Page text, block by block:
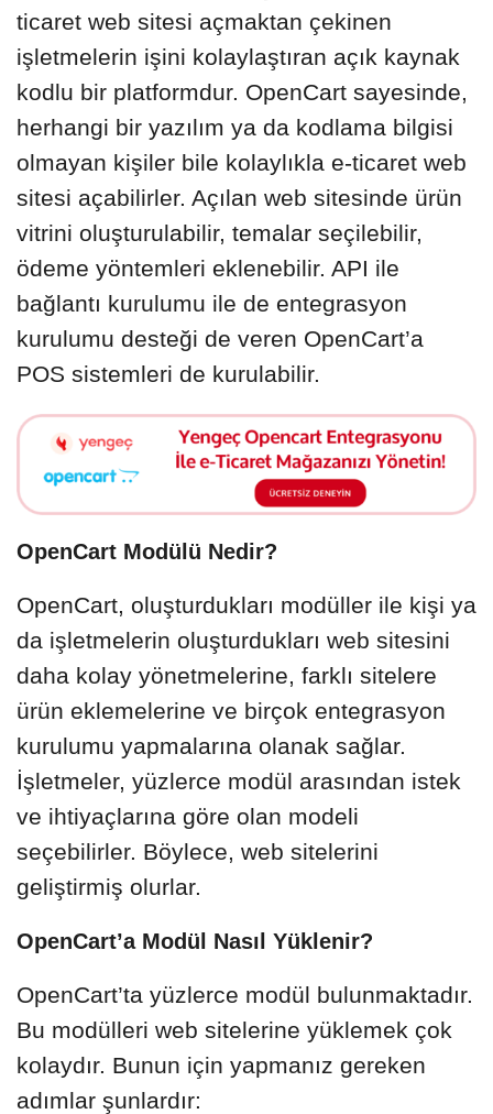
ticaret web sitesi açmaktan çekinen
işletmelerin işini kolaylaştıran açık kaynak
kodlu bir platformdur. OpenCart sayesinde,
herhangi bir yazılım ya da kodlama bilgisi
olmayan kişiler bile kolaylıkla e-ticaret web
sitesi açabilirler. Açılan web sitesinde ürün
vitrini oluşturulabilir, temalar seçilebilir,
ödeme yöntemleri eklenebilir. API ile
bağlantı kurulumu ile de entegrasyon
kurulumu desteği de veren OpenCart’a
POS sistemleri de kurulabilir.
OpenCart Modülü Nedir?
OpenCart, oluşturdukları modüller ile kişi ya
da işletmelerin oluşturdukları web sitesini
daha kolay yönetmelerine, farklı sitelere
ürün eklemelerine ve birçok entegrasyon
kurulumu yapmalarına olanak sağlar.
İşletmeler, yüzlerce modül arasından istek
ve ihtiyaçlarına göre olan modeli
seçebilirler. Böylece, web sitelerini
geliştirmiş olurlar.
OpenCart’a Modül Nasıl Yüklenir?
OpenCart’ta yüzlerce modül bulunmaktadır.
Bu modülleri web sitelerine yüklemek çok
kolaydır. Bunun için yapmanız gereken
adımlar şunlardır: